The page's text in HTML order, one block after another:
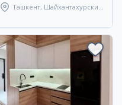
Ташкент, Шайхантахурский